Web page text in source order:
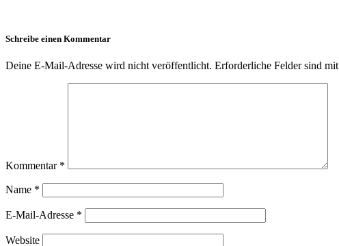
Schreibe einen Kommentar
Deine E-Mail-Adresse wird nicht veröffentlicht. Erforderliche Felder sind mit
Kommentar *
Name *
E-Mail-Adresse *
Website